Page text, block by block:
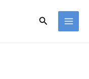
Suchen